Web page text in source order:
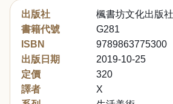
出版社
楓書坊文化出版社
書籍代號
G281
ISBN
9789863775300
出版日期
2019-10-25
定價
320
譯者
X